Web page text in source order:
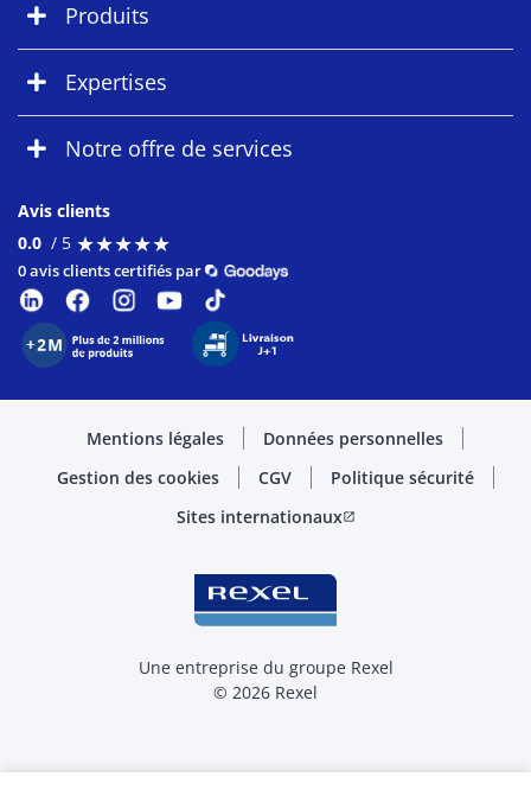
Produits
Expertises
Notre offre de services
Avis clients
0.0 / 5 ★★★★★
★★★★★
0 avis clients certifiés par
Mentions légales
Données personnelles
Gestion des cookies
CGV
Politique sécurité
Sites internationauxopen_in_new
Une entreprise du groupe Rexel
© 2026 Rexel